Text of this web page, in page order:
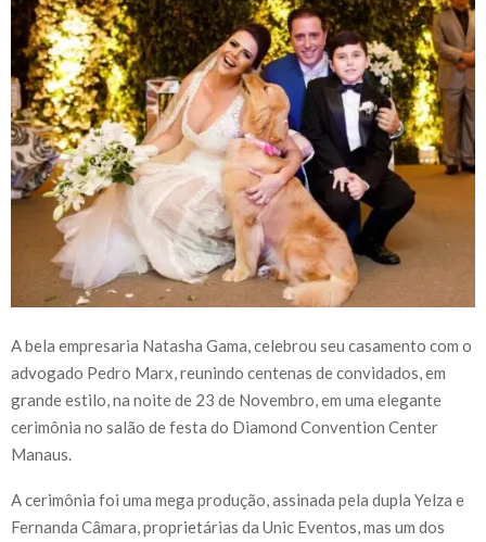
A bela empresaria Natasha Gama, celebrou seu casamento com o
advogado Pedro Marx, reunindo centenas de convidados, em
grande estilo, na noite de 23 de Novembro, em uma elegante
cerimônia no salão de festa do Diamond Convention Center
Manaus.
A cerimônia foi uma mega produção, assinada pela dupla Yelza e
Fernanda Câmara, proprietárias da Unic Eventos, mas um dos